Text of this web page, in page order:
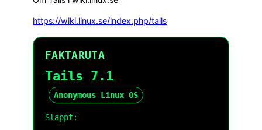
https://wiki.linux.se/index.php/tails
FAKTARUTA
Tails 7.1
Anonymous Linux OS
Släppt: